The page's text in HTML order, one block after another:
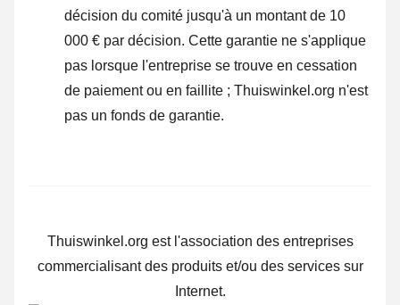
décision du comité jusqu'à un montant de 10
000 € par décision. Cette garantie ne s'applique
pas lorsque l'entreprise se trouve en cessation
de paiement ou en faillite ; Thuiswinkel.org n'est
pas un fonds de garantie.
Thuiswinkel.org est l'association des entreprises
commercialisant des produits et/ou des services sur
Internet.